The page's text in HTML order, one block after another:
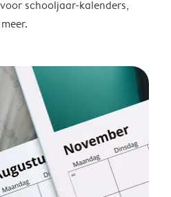
schooljaar-kalenders,